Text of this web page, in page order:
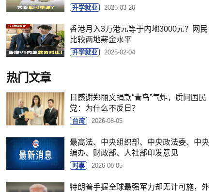
升学就业 2025-03-20
香港月入3万港元等于内地3000元？网民
比较两地薪金水平
升学就业 2025-02-04
热门文章
日感谢郑丽文捐款“青鸟”气炸，质问国民
党：为什么不反日？
台湾 2026-08-05
最高法、中央组织部、中央政法委、中央
编办、财政部、人社部印发意见
时事 2026-08-05
特朗普手握全球最强军力却无计可施，外